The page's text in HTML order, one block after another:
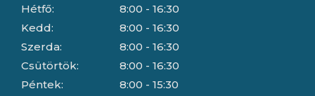
Hétfő:
Kedd:
Szerda:
Csütörtök:
Péntek:
8:00 - 16:30
8:00 - 16:30
8:00 - 16:30
8:00 - 16:30
8:00 - 15:30